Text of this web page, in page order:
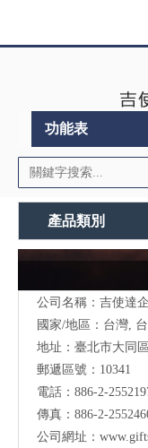
功能表
產品類別
公司名稱：吉使達
國家/地區：台灣,
地址：臺北市大同
郵遞區號：10341
電話：886-2-
傳真：886-2-
公司網址：